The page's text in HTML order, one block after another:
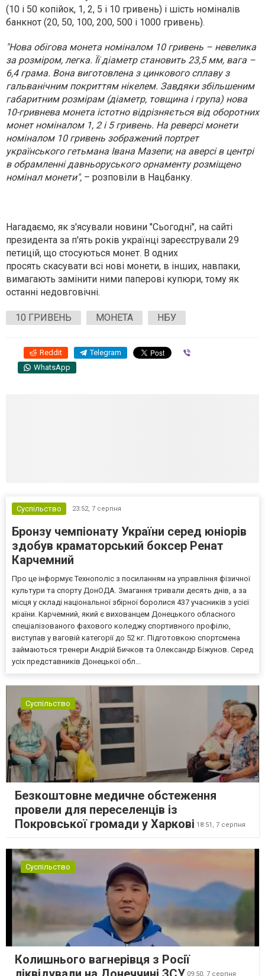
(10 і 50 копійок, 1, 2, 5 і 10 гривень) і шість номіналів
банкнот (20, 50, 100, 200, 500 і 1000 гривень).
"Нова обігова монета номіналом 10 гривень – невелика
за розміром, легка. Її діаметр становить 23,5 мм, вага –
6,4 грама. Вона виготовлена ​​з цинкового сплаву з
гальванічним покриттям нікелем. Завдяки збільшеним
габаритним розмірам (діаметр, товщина і група) нова
10-гривнева монета істотно відрізняється від оборотних
монет номіналом 1, 2 і 5 гривень. На реверсі монети
номіналом 10 гривень зображений портрет
українського гетьмана Івана Мазепи; на аверсі в центрі
в обрамленні давньоруського орнаменту розміщено
номінал монети", – розповіли в Нацбанку.
Нагадаємо, як з'ясували новини "Сьогодні", на сайті
президента за п'ять років українці зареєстрували 29
петицій, що стосуються монет. В одних
просять скасувати всі нові монети, в інших, навпаки,
вимагають замінити ними паперові купюри, тому як
останні недовговічні.
10 ГРИВЕНЬ МОНЕТА НБУ
Reddit Telegram
WhatsApp
Суспільство 23:52, 7 серпня
Бронзу чемпіонату України серед юніорів
здобув краматорський боксер Ренат
Карчемний
Про це інформує Технополіс з посиланням на управління фізичної
культури та спорту ДонОДА. Змагання тривали десять днів, а за
місця у складі національної збірної боролися 437 учасників з усієї
країни. Карчемний, який є вихованцем Донецького обласного
спеціалізованого фахового коледжу спортивного профілю,
виступав у ваговій категорії до 52 кг. Підготовкою спортсмена
займаються тренери Андрій Бичков та Олександр Біжунов. Серед
усіх представників Донецької обл...
Суспільство
Безкоштовне медичне обстеження
провели для переселенців із
Покровської громади у Харкові 18:51, 7 серпня
Суспільство
Колишнього вагнерівця з Росії
09:50, 7 серпня